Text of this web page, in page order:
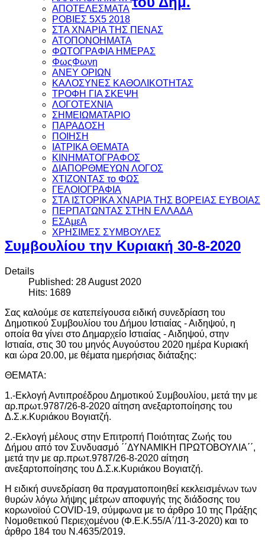
ΑΠΟΤΕΛΕΣΜΑΤΑ
ΡΟΒΙΕΣ 5Χ5 2018
ΣΤΑ ΧΝΑΡΙΑ ΤΗΣ ΠΕΝΑΣ
ΑΤΟΠΟΝΟΗΜΑΤΑ
ΦΩΤΟΓΡΑΦΙΑ ΗΜΕΡΑΣ
ΦωςΦωνη
ANEY ΟΡΙΩΝ
ΚΑΛΟΣΥΝΕΣ ΚΑΘΟΛΙΚΟΤΗΤΑΣ
ΤΡΟΦΗ ΓΙΑ ΣΚΕΨΗ
ΛΟΓΟΤΕΧΝΙΑ
ΣΗΜΕΙΩΜΑΤΑΡΙΟ
ΠΑΡΑΔΟΣΗ
ΠΟΙΗΣΗ
ΙΑΤΡΙΚΑ ΘΕΜΑΤΑ
ΚΙΝΗΜΑΤΟΓΡΑΦΟΣ
ΔΙΑΠΟΡΘΜΕΥΩΝ ΛΟΓΟΣ
ΧΤΙΖΟΝΤΑΣ το ΦΩΣ
ΓΕΛΟΙΟΓΡΑΦΙΑ
ΣΤΑ ΙΣΤΟΡΙΚΑ ΧΝΑΡΙΑ ΤΗΣ ΒΟΡΕΙΑΣ ΕΥΒΟΙΑΣ
ΠΕΡΠΑΤΩΝΤΑΣ ΣΤΗΝ ΕΛΛΑΔΑ
ΕΣΑμεΑ
ΧΡΗΣΙΜΕΣ ΣΥΜΒΟΥΛΕΣ
Συμβουλίου την Κυριακή 30-8-2020
Details
Published: 28 August 2020
Hits: 1689
Σας καλούμε σε κατεπείγουσα ειδική συνεδρίαση του
Δημοτικού Συμβουλίου του Δήμου Ιστιαίας - Αιδηψού, η
οποία θα γίνει στο Δημαρχείο Ιστιαίας - Αιδηψού, στην
Ιστιαία, στις 30 του μηνός Αυγούστου 2020 ημέρα Κυριακή
και ώρα 20.00, με θέματα ημερήσιας διάταξης:
ΘΕΜΑΤΑ:
1.-Εκλογή Αντιπροέδρου Δημοτικού Συμβουλίου, μετά την με
αρ.πρωτ.9787/26-8-2020 αίτηση ανεξαρτοποίησης του
Δ.Σ.κ.Κυριάκου Βογιατζή.
2.-Εκλογή μέλους στην Επιτροπή Ποιότητας Ζωής του
Δήμου από τον Συνδυασμό ΄΄ΔΥΝΑΜΙΚΗ ΠΡΩΤΟΒΟΥΛΙΑ΄΄,
μετά την με αρ.πρωτ.9787/26-8-2020 αίτηση
ανεξαρτοποίησης του Δ.Σ.κ.Κυριάκου Βογιατζή.
Η ειδική συνεδρίαση θα πραγματοποιηθεί κεκλεισμένων των
θυρών λόγω λήψης μέτρων αποφυγής της διάδοσης του
κορωνοϊού COVID-19, σύμφωνα με το άρθρο 10 της Πράξης
Νομοθετικού Περιεχομένου (Φ.Ε.Κ.55/Α΄/11-3-2020) και το
άρθρο 184 του Ν.4635/2019.